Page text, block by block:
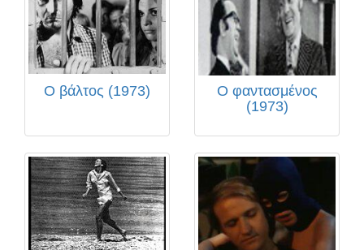
Ο βάλτος (1973)
Ο φαντασμένος
(1973)